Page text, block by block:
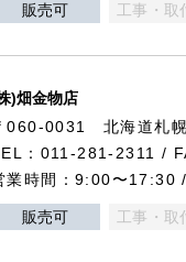
販売可 工事・取
)畑金物店
060-0031 北海道札幌
：011-281-2311 /
業時間：9:00〜17:30
販売可 工事・取